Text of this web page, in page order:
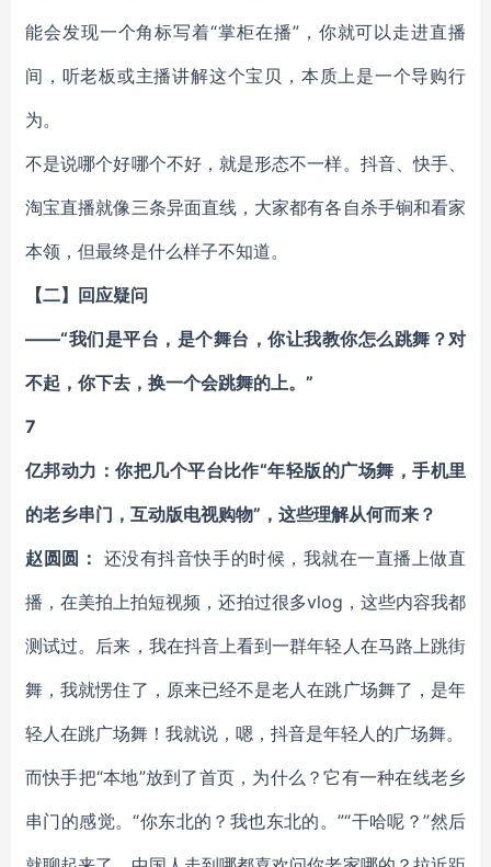
能会发现一个角标写着“掌柜在播”，你就可以走进直播
间，听老板或主播讲解这个宝贝，本质上是一个导购行
为。
不是说哪个好哪个不好，就是形态不一样。抖音、快手、
淘宝直播就像三条异面直线，大家都有各自杀手锏和看家
本领，但最终是什么样子不知道。
【二】回应疑问
——“我们是平台，是个舞台，你让我教你怎么跳舞？对
不起，你下去，换一个会跳舞的上。”
7
亿邦动力：你把几个平台比作“年轻版的广场舞，手机里
的老乡串门，互动版电视购物”，这些理解从何而来？
赵圆圆： 还没有抖音快手的时候，我就在一直播上做直
播，在美拍上拍短视频，还拍过很多vlog，这些内容我都
测试过。后来，我在抖音上看到一群年轻人在马路上跳街
舞，我就愣住了，原来已经不是老人在跳广场舞了，是年
轻人在跳广场舞！我就说，嗯，抖音是年轻人的广场舞。
而快手把“本地”放到了首页，为什么？它有一种在线老乡
串门的感觉。“你东北的？我也东北的。”“干哈呢？”然后